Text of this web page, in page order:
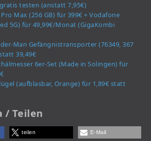
testen (anstatt 7,95€)
Max (256 GB) für 399€ + Vodafone
5G) für 49,99€/Monat (GigaKombi
Man Gefängnistransporter (76349, 367
39,49€
6er-Set (Made in Solingen) für
(aufblasbar, Orange) für 1,89€ statt
/ Teilen
teilen E-Mail